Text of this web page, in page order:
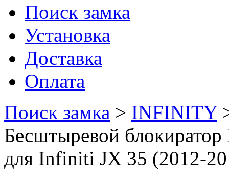
Поиск замка
Установка
Доставка
Оплата
Поиск замка > INFINITY
Бесштыревой
для Infiniti JX 35 (2012-